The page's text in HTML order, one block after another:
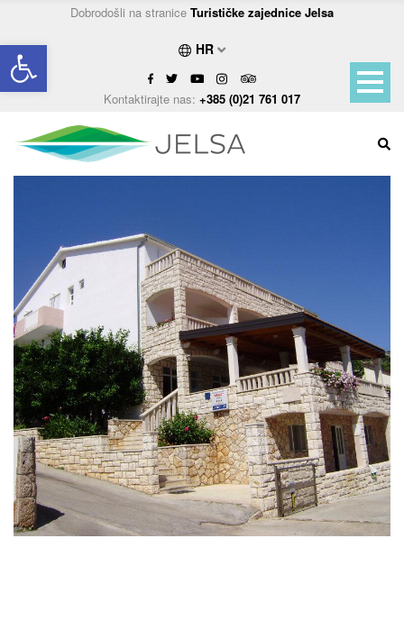
Open toolbar
Dobrodošli na stranice Turističke zajednice Jelsa
HR
Kontaktirajte nas: +385 (0)21 761 017